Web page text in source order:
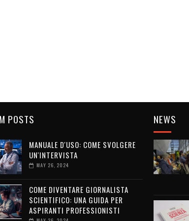
POSTS
MANUALE D'USO: COME SVOLGERE
UN'INTERVISTA
MAY 26, 2024
COME DIVENTARE GIORNALISTA
SCIENTIFICO: UNA GUIDA PER
ASPIRANTI PROFESSIONISTI
NEWS